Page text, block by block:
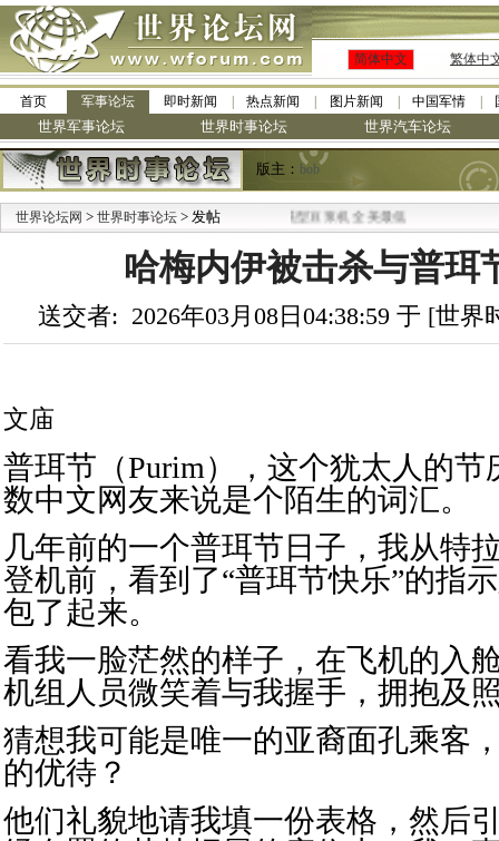
简体中文 繁体中
首页 军事论坛 即时新闻 热点新闻 图片新闻 中国军情
世界军事论坛 世界时事论坛 世界汽车论坛
版主： bob
世界论坛网 > 世界时事论坛 > 发帖
·九阳全新免清洗型豆浆机 全美最低
哈梅内伊被击杀与普珥
送交者: 2026年03月08日04:38:59 于 [世
文庙
普珥节（Purim），这个犹太人的节
数中文网友来说是个陌生的词汇。
几年前的一个普珥节日子，我从特
登机前，看到了“普珥节快乐”的指
包了起来。
看我一脸茫然的样子，在飞机的入
机组人员微笑着与我握手，拥抱及
猜想我可能是唯一的亚裔面孔乘客
的优待？
他们礼貌地请我填一份表格，然后